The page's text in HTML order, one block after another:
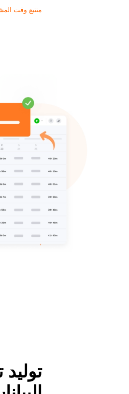
متتبع وقت